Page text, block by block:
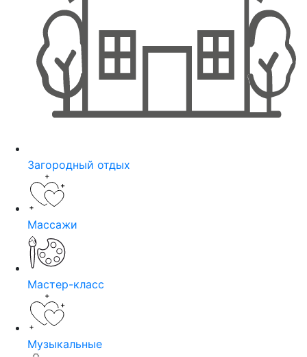
Загородный отдых
Массажи
Мастер-класс
Музыкальные